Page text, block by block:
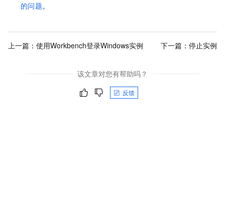
的问题。
上一篇： 使用Workbench登录Windows实例 下一篇： 停止实例
该文章对您有帮助吗？
反馈